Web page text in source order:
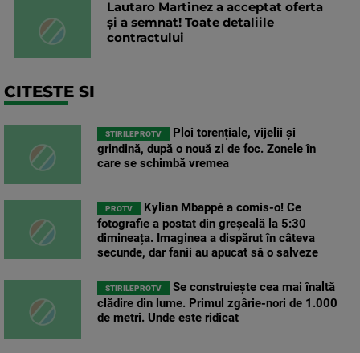
Lautaro Martinez a acceptat oferta
și a semnat! Toate detaliile
contractului
CITESTE SI
STIRILEPROTV
Ploi torențiale, vijelii și
grindină, după o nouă zi de foc. Zonele în
care se schimbă vremea
PROTV
Kylian Mbappé a comis-o! Ce
fotografie a postat din greșeală la 5:30
dimineața. Imaginea a dispărut în câteva
secunde, dar fanii au apucat să o salveze
STIRILEPROTV
Se construiește cea mai înaltă
clădire din lume. Primul zgârie-nori de 1.000
de metri. Unde este ridicat